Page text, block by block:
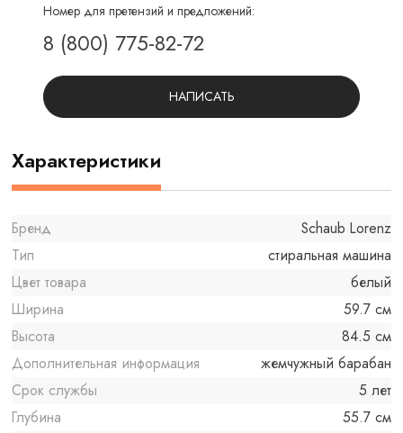
Номер для претензий и предложений:
8 (800) 775-82-72
НАПИСАТЬ
Характеристики
Бренд
Schaub Lorenz
Тип
стиральная машина
Цвет товара
белый
Ширина
59.7 см
Высота
84.5 см
Дополнительная информация
жемчужный барабан
Срок службы
5 лет
Глубина
55.7 см